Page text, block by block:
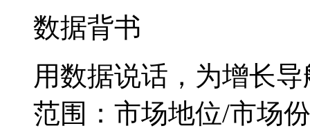
数据背书
用数据说话，为增长导
范围：市场地位/市场